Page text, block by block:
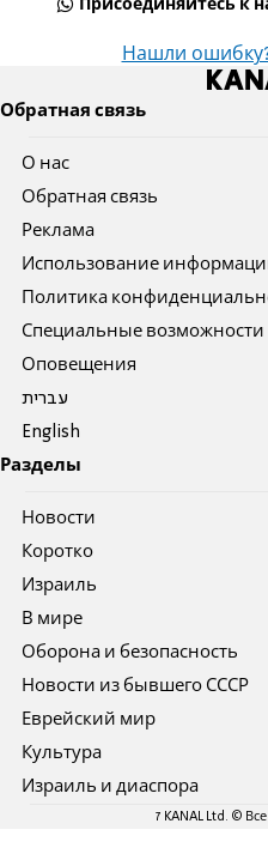
Присоединяйтесь к
Нашли
Обратная связь
О нас
Обратная связь
Реклама
Использование
Политика
Специальные возможности
Оповещения
עברית
English
Разделы
Новости
Коротко
Израиль
В мире
Оборона и безопасность
Новости из бывшего СССР
Еврейский мир
Культура
Израиль и диаспора
7 KANAL Ltd. ©